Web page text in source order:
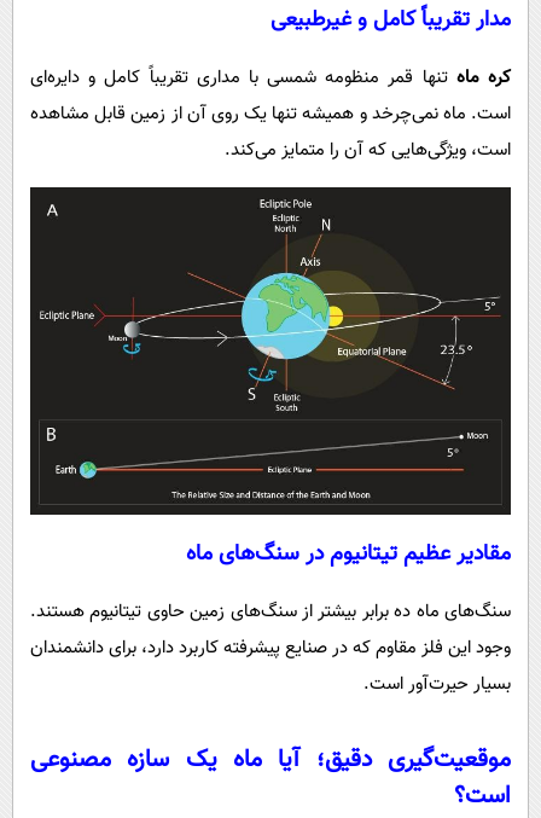
مدار تقریباً کامل و غیرطبیعی
کره ماه تنها قمر منظومه شمسی با مداری تقریباً کامل و دایره‌ای
است. ماه نمی‌چرخد و همیشه تنها یک روی آن از زمین قابل مشاهده
است، ویژگی‌هایی که آن را متمایز می‌کند.
مقادیر عظیم تیتانیوم در سنگ‌های ماه
سنگ‌های ماه ده برابر بیشتر از سنگ‌های زمین حاوی تیتانیوم هستند.
وجود این فلز مقاوم که در صنایع پیشرفته کاربرد دارد، برای دانشمندان
بسیار حیرت‌آور است.
موقعیت‌گیری دقیق؛ آیا ماه یک سازه مصنوعی
است؟